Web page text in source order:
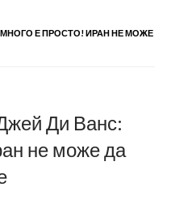
Е ПРОСТО! ИРАН НЕ МОЖЕ
Ди Ванс:
не може да